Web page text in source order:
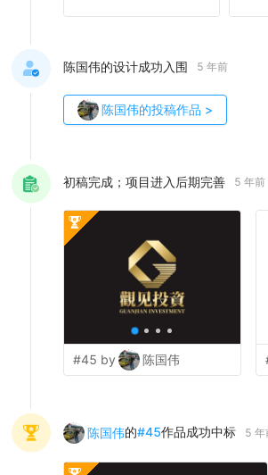
陈国伟的设计成功入围 5 年前
陈国伟的投稿作品 >
初稿完成；项目进入后期完善 5 年前
#45 by 陈国伟
陈国伟的#45作品成功中标 5 年